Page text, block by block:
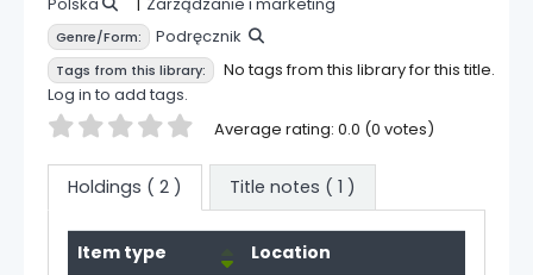
Genre/Form: Podręcznik
Tags from this library:
No tags from this library for this title.
Log in to add tags.
Star ratings Average rating: 0.0 (0 votes)
Holdings ( 2 ) Title notes ( 1 )
Holdings
Item type
Location